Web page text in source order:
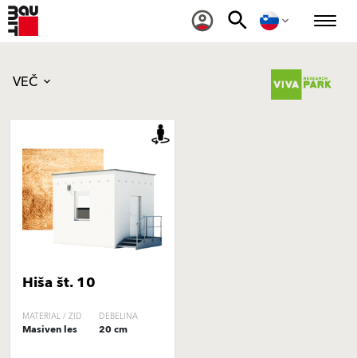
VEČ
Hiša št. 10
MATERIAL / ZID
Masiven les
DEBELINA
20 cm